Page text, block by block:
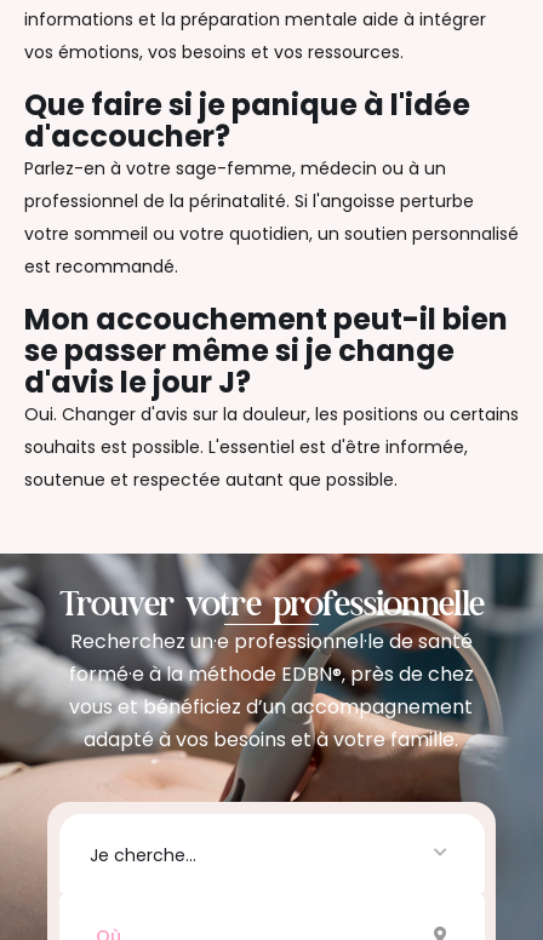
informations et la préparation mentale aide à intégrer
vos émotions, vos besoins et vos ressources.
Que faire si je panique à l'idée
d'accoucher?
Parlez-en à votre sage-femme, médecin ou à un
professionnel de la périnatalité. Si l'angoisse perturbe
votre sommeil ou votre quotidien, un soutien personnalisé
est recommandé.
Mon accouchement peut-il bien
se passer même si je change
d'avis le jour J?
Oui. Changer d'avis sur la douleur, les positions ou certains
souhaits est possible. L'essentiel est d'être informée,
soutenue et respectée autant que possible.
Trouver votre professionnelle
Recherchez un·e professionnel·le de santé
formé·e à la méthode EDBN®,près de chez
vous et bénéficiez d’un accompagnement
adapté à vos besoins et à votre famille.
Je cherche...